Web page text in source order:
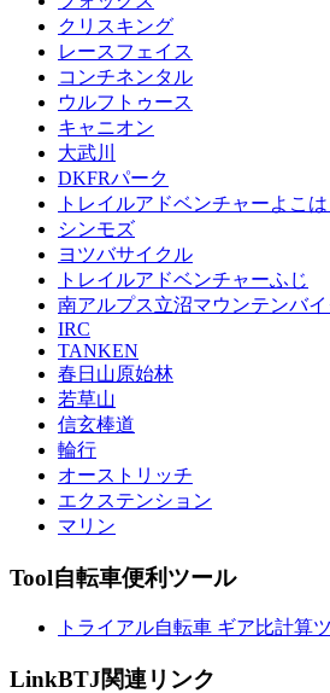
クリスキング
レースフェイス
コンチネンタル
ウルフトゥース
キャニオン
大武川
DKFRパーク
トレイルアドベンチャーよこは
シンモズ
ヨツバサイクル
トレイルアドベンチャーふじ
南アルプス立沼マウンテンバ
IRC
TANKEN
春日山原始林
若草山
信玄棒道
輪行
オーストリッチ
エクステンション
マリン
Tool自転車便利ツール
トライアル自転車 ギア比計算
LinkBTJ関連リンク